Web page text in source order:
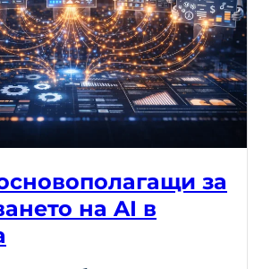
за
на AI в